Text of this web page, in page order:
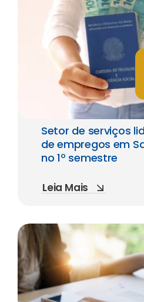
Setor de serviços
de empregos em
no 1º semestre
Leia Mais